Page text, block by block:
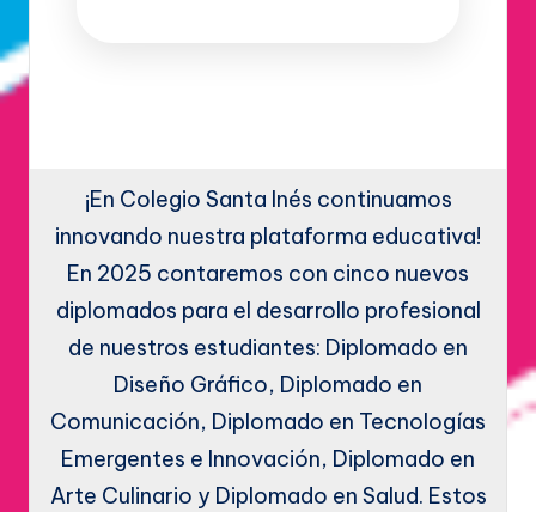
¡En Colegio Santa Inés continuamos
innovando nuestra plataforma educativa!
En 2025 contaremos con cinco nuevos
diplomados para el desarrollo profesional
de nuestros estudiantes: Diplomado en
Diseño Gráfico, Diplomado en
Comunicación, Diplomado en Tecnologías
Emergentes e Innovación, Diplomado en
Arte Culinario y Diplomado en Salud. Estos